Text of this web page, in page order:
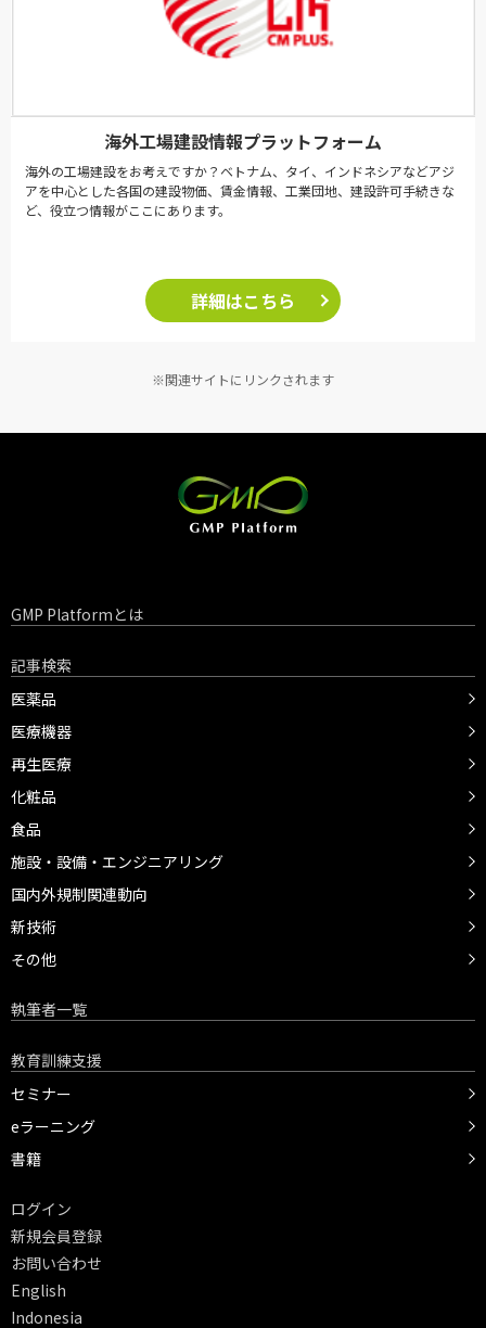
海外工場建設情報プラットフォーム
海外の工場建設をお考えですか？ベトナム、タイ、インドネシアなどアジ
アを中心とした各国の建設物価、賃金情報、工業団地、建設許可手続きな
ど、役立つ情報がここにあります。
詳細はこちら
※関連サイトにリンクされます
GMP Platformとは
記事検索
医薬品
医療機器
再生医療
化粧品
食品
施設・設備・エンジニアリング
国内外規制関連動向
新技術
その他
執筆者一覧
教育訓練支援
セミナー
eラーニング
書籍
ログイン
新規会員登録
お問い合わせ
English
Indonesia